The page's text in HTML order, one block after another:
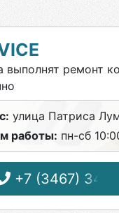
выполнят ремонт
улица Патриса
работы: пн-сб
+7 (3467) 34-